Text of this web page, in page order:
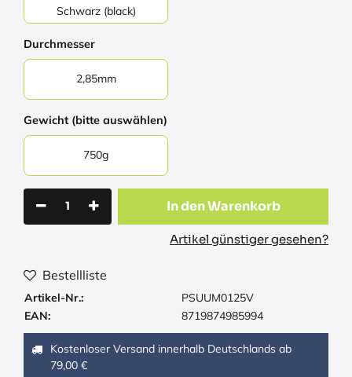
Schwarz (black)
Durchmesser
2,85mm
Gewicht (bitte auswählen)
750g
In den Warenkorb
Artikel günstiger gesehen?
Bestellliste
Artikel-Nr.:
PSUUM0125V
EAN:
8719874985994
Kostenloser Versand innerhalb Deutschlands ab
79,00 €